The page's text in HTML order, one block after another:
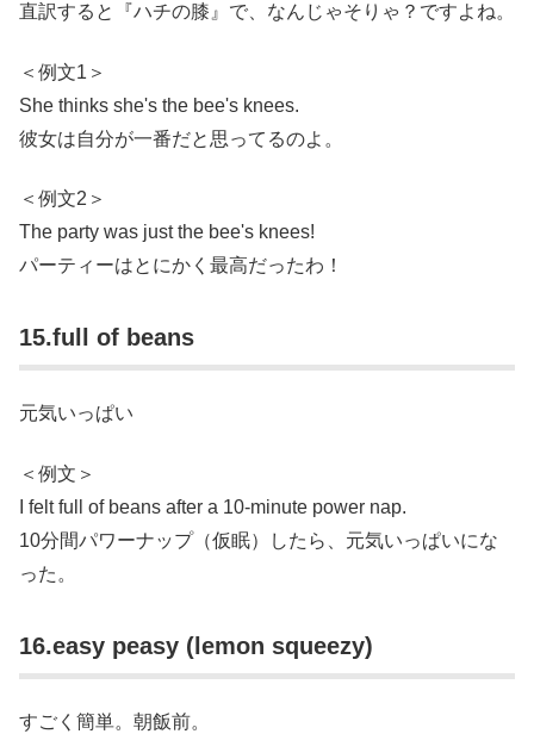
直訳すると『ハチの膝』で、なんじゃそりゃ？ですよね。
＜例文1＞
She thinks she's the bee's knees.
彼女は自分が一番だと思ってるのよ。
＜例文2＞
The party was just the bee's knees!
パーティーはとにかく最高だったわ！
15.full of beans
元気いっぱい
＜例文＞
I felt full of beans after a 10-minute power nap.
10分間パワーナップ（仮眠）したら、元気いっぱいにな
った。
16.easy peasy (lemon squeezy)
すごく簡単。朝飯前。